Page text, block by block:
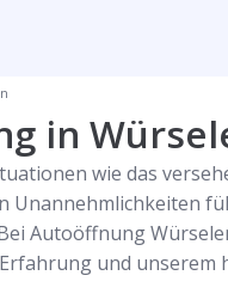
in
wie das
Unannehmlichkeiten
Autoöffnung
und unserem